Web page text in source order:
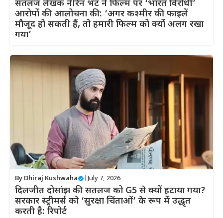
सतलज लेखक नीरेन भट ने फिल्म पर ‘भारत विरोधी’
आरोपों की आलोचना की: ‘अगर कश्मीर की फाइलें
मौजूद हो सकती हैं, तो हमारी फिल्म को क्यों अलग रखा
गया’
By Dhiraj Kushwaha July 7, 2026
दिलजीत दोसांझ की सतलज को G5 से क्यों हटाया गया?
सरकार स्ट्रीमर्स को ‘सुरक्षा चिंताओं’ के रूप में उद्धृत
करती है: रिपोर्ट